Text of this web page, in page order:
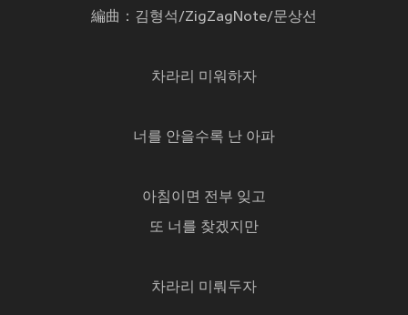
編曲：김형석/ZigZagNote/문상선
차라리 미워하자
너를 안을수록 난 아파
아침이면 전부 잊고
또 너를 찾겠지만
차라리 미뤄두자